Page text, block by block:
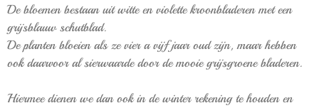
De bloemen bestaan uit witte en violette kroonbladeren met een
grijsblauw schutblad.
De planten bloeien als ze vier a vijf jaar oud zijn, maar hebben
ook daarvoor al sierwaarde door de mooie grijsgroene bladeren.
Hiermee dienen we dan ook in de winter rekening te houden en